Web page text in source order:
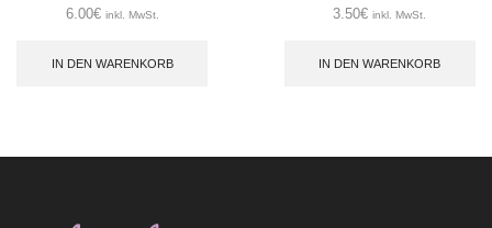
6.00€ inkl. MwSt.
IN DEN WARENKORB
3.50€ inkl. MwSt.
IN DEN WARENKORB